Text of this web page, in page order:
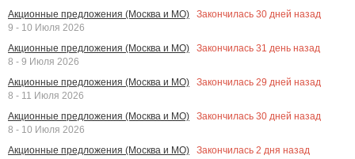
Акционные предложения (Москва и МО)
Закончилась 30 дней назад
9 - 10 Июля 2026
Акционные предложения (Москва и МО)
Закончилась 31 день назад
8 - 9 Июля 2026
Акционные предложения (Москва и МО)
Закончилась 29 дней назад
8 - 11 Июля 2026
Акционные предложения (Москва и МО)
Закончилась 30 дней назад
8 - 10 Июля 2026
Акционные предложения (Москва и МО)
Закончилась 2 дня назад